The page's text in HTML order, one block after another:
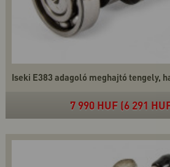
Iseki E383 adagoló meghajtó tengely,
7 990 HUF (6 291